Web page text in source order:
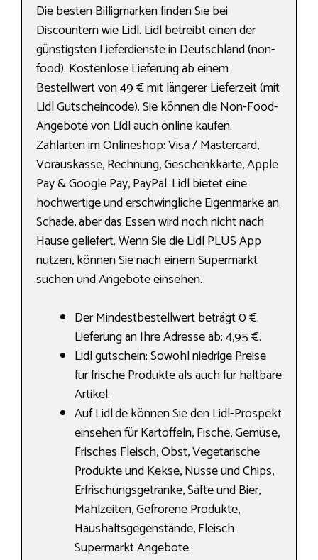
Die besten Billigmarken finden Sie bei
Discountern wie Lidl. Lidl betreibt einen der
günstigsten Lieferdienste in Deutschland (non-
food). Kostenlose Lieferung ab einem
Bestellwert von 49 € mit längerer Lieferzeit (mit
Lidl Gutscheincode). Sie können die Non-Food-
Angebote von Lidl auch online kaufen.
Zahlarten im Onlineshop: Visa / Mastercard,
Vorauskasse, Rechnung, Geschenkkarte, Apple
Pay & Google Pay, PayPal. Lidl bietet eine
hochwertige und erschwingliche Eigenmarke an.
Schade, aber das Essen wird noch nicht nach
Hause geliefert. Wenn Sie die Lidl PLUS App
nutzen, können Sie nach einem Supermarkt
suchen und Angebote einsehen.
Der Mindestbestellwert beträgt 0 €.
Lieferung an Ihre Adresse ab: 4,95 €.
Lidl gutschein: Sowohl niedrige Preise
für frische Produkte als auch für haltbare
Artikel.
Auf Lidl.de können Sie den Lidl-Prospekt
einsehen für Kartoffeln, Fische, Gemüse,
Frisches Fleisch, Obst, Vegetarische
Produkte und Kekse, Nüsse und Chips,
Erfrischungsgetränke, Säfte und Bier,
Mahlzeiten, Gefrorene Produkte,
Haushaltsgegenstände, Fleisch
Supermarkt Angebote.